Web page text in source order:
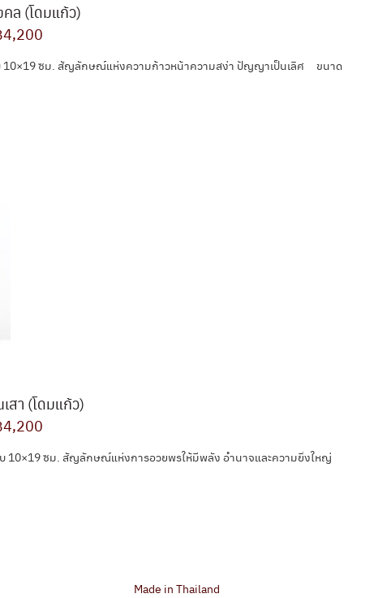
ล (โดมแก้ว)
10×19 ซม. สัญลักษณ์แห่งความก้าวหน้าความสง่า ปัญญาเป็นเลิศ ขนาด
สา (โดมแก้ว)
10×19 ซม. สัญลักษณ์แห่งการอวยพรให้มีพลัง อำนาจและความยิ่งใหญ่
Made in Thailand